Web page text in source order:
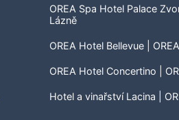
OREA Spa Hotel Palace
Lázně
OREA Hotel Bellevue |
OREA Hotel Concertino |
Hotel a vinařství Lacina |